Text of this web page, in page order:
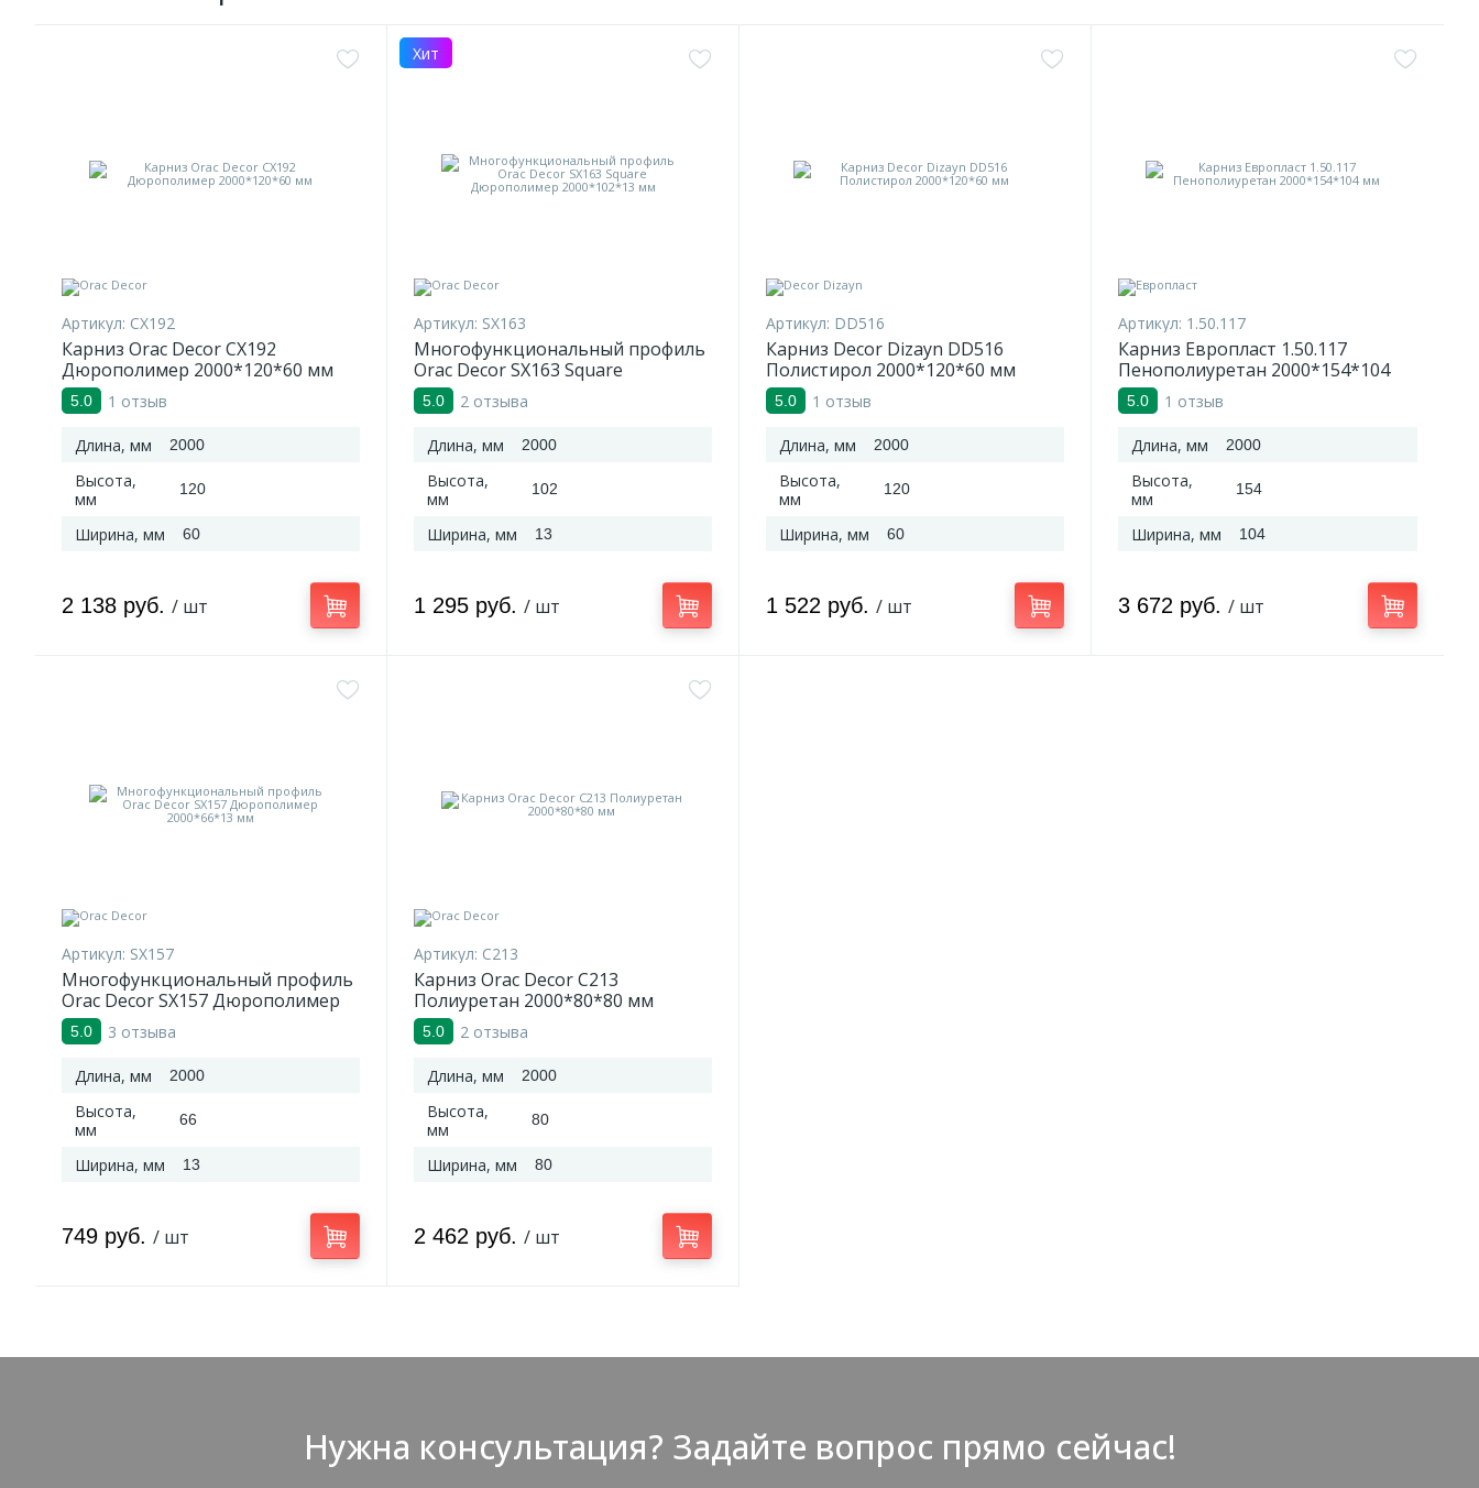
Артикул: CX192
Карниз Orac Decor CX192
Дюрополимер 2000*120*60 мм
5.0 1 отзыв
Длина, мм 2000
Высота,
мм
120
Ширина, мм 60
2 138 руб. / шт
Хит
Артикул: SX163
Многофункциональный профиль
Orac Decor SX163 Square
Дюрополимер 2000*102*13 мм
5.0 2 отзыва
Длина, мм 2000
Высота,
мм
102
Ширина, мм 13
1 295 руб. / шт
Артикул: DD516
Карниз Decor Dizayn DD516
Полистирол 2000*120*60 мм
5.0 1 отзыв
Длина, мм 2000
Высота,
мм
120
Ширина, мм 60
1 522 руб. / шт
Артикул: 1.50.117
Карниз Европласт 1.50.117
Пенополиуретан 2000*154*104
мм
5.0 1 отзыв
Длина, мм 2000
Высота,
мм
154
Ширина, мм 104
3 672 руб. / шт
Артикул: SX157
Многофункциональный профиль
Orac Decor SX157 Дюрополимер
2000*66*13 мм
5.0 3 отзыва
Длина, мм 2000
Высота,
мм
66
Ширина, мм 13
749 руб. / шт
Артикул: C213
Карниз Orac Decor C213
Полиуретан 2000*80*80 мм
5.0 2 отзыва
Длина, мм 2000
Высота,
мм
80
Ширина, мм 80
2 462 руб. / шт
Нужна консультация? Задайте вопрос прямо сейчас!